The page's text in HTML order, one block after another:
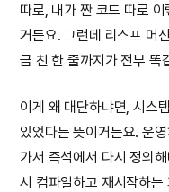
따로, 내가 짠 코드 따로
거든요. 그런데 리스프 머
금 친 한 줄까지가 전부 똑
이게 왜 대단하냐면, 시스
있었다는 뜻이거든요. 운
가서 즉석에서 다시 정의
시 컴파일하고 재시작하